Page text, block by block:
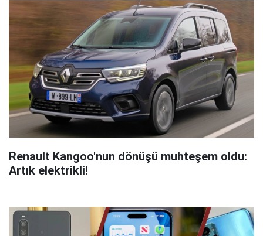
Renault Kangoo'nun dönüşü muhteşem oldu:
Artık elektrikli!